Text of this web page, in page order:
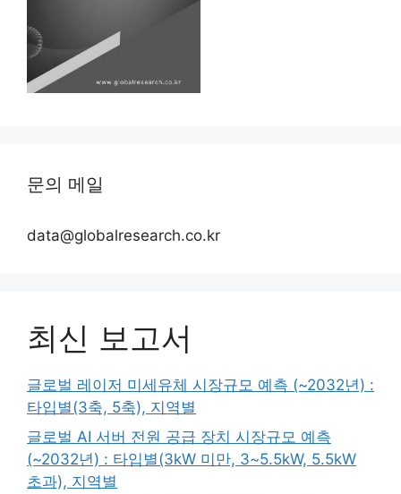
문의 메일
data@globalresearch.co.kr
최신 보고서
글로벌 레이저 미세유체 시장규모 예측 (~2032년) :
타입별(3축, 5축), 지역별
글로벌 AI 서버 전원 공급 장치 시장규모 예측
(~2032년) : 타입별(3kW 미만, 3~5.5kW, 5.5kW
초과), 지역별